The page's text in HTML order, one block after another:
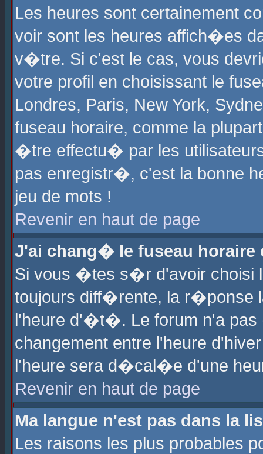
Les heures sont certainement
voir sont les heures affich�es
v�tre. Si c'est le cas, vous
votre profil en choisissant le
Londres, Paris, New York,
fuseau horaire, comme la
�tre effectu� par les
pas enregistr�, c'est la bonne
jeu de mots !
Revenir en haut de page
J'ai chang� le fuseau horaire
Si vous �tes s�r d'avoir choisi
toujours diff�rente, la r�ponse
l'heure d'�t�. Le forum n'a
changement entre l'heure
l'heure sera d�cal�e d'une
Revenir en haut de page
Ma langue n'est pas dans la
Les raisons les plus probables